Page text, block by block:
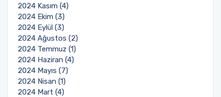
2024 Kasım (4)
2024 Ekim (3)
2024 Eylül (3)
2024 Ağustos (2)
2024 Temmuz (1)
2024 Haziran (4)
2024 Mayıs (7)
2024 Nisan (1)
2024 Mart (4)